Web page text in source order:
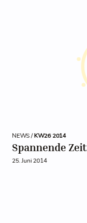
NEWS /KW26 2014
Spannende
25. Juni 2014